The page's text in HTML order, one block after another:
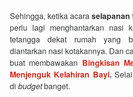
Sehingga, ketika acaraselapanan
perlu lagi menghantarkan nasi
tetangga dekat rumah yang
diantarkan nasi kotakannya. Dan
buat membawakan Bingkisan
Menjenguk Kelahiran Bayi.
di budgetbanget.